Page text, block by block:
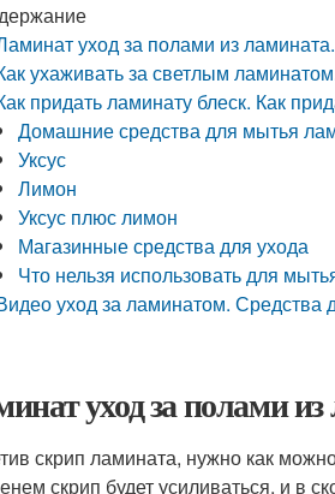
уход за полами из
ухаживать за светлым
придать ламинату блеск. Как
Домашние средства для мытья
Уксус
Лимон
Уксус плюс лимон
Магазинные средства для ухода
Что нельзя использовать для
уход за ламинатом. Средства
уход за полами
скрип ламината, нужно как
скрип будет усиливаться, и в